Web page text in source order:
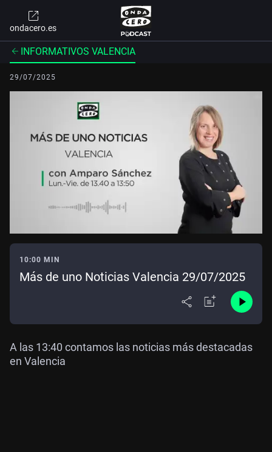
ondacero.es
INFORMATIVOS VALENCIA
29/07/2025
10:00 MIN
Más de uno Noticias Valencia 29/07/2025
A las 13:40 contamos las noticias más destacadas
en Valencia